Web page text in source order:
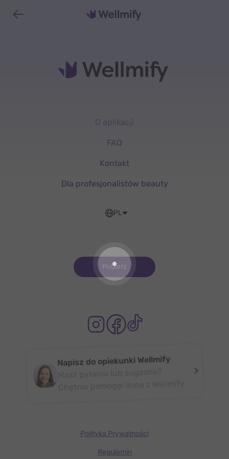
O aplikacji
FAQ
Kontakt
Dla profesjonalistów beauty
PL
Pobierz
Napisz do opiekunki Wellmify
Polityka Prywatności
Regulamin